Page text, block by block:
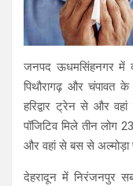
जनपद ऊधमसिंहनगर में
पिथौरागढ़ और चंपावत
हरिद्वार ट्रेन से और
पॉजिटिव मिले तीन लोग
और वहां से बस से
देहरादून में निरंजनपुर